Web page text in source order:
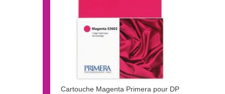
Cartouche Magenta Primera pour DP